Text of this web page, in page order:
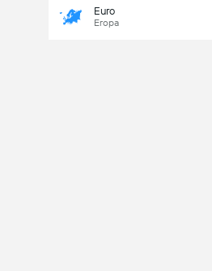
Euro
Eropa